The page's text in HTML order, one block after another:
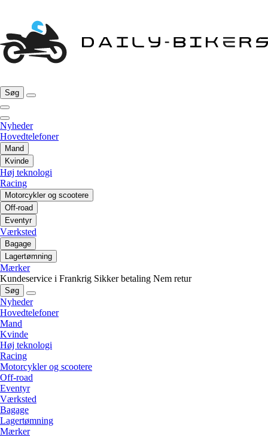
Søg
Nyheder
Hovedtelefoner
Mand
Kvinde
Høj teknologi
Racing
Motorcykler og scootere
Off-road
Eventyr
Værksted
Bagage
Lagertømning
Mærker
Kundeservice i Frankrig Sikker betaling Nem retur
Søg
Nyheder
Hovedtelefoner
Mand
Kvinde
Høj teknologi
Racing
Motorcykler og scootere
Off-road
Eventyr
Værksted
Bagage
Lagertømning
Mærker